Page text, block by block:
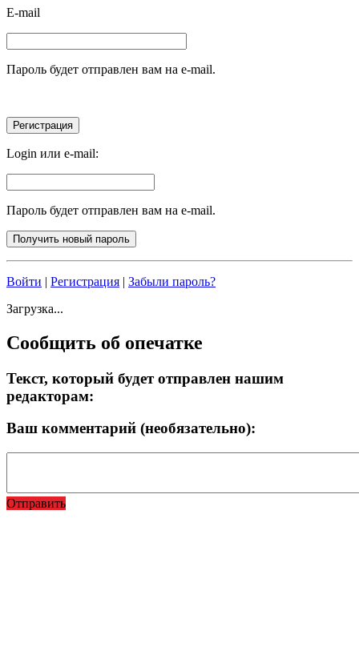
E-mail
Пароль будет отправлен вам на e-mail.
Login или e-mail:
Пароль будет отправлен вам на e-mail.
Войти | Регистрация | Забыли пароль?
Загрузка...
Сообщить об опечатке
Текст, который будет отправлен нашим
редакторам:
Ваш комментарий (необязательно):
Отправить